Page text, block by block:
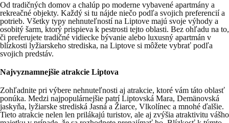
Od tradičných domov a chalúp po moderne vybavené apartmány a
rekreačné objekty. Každý si tu nájde niečo podľa svojich preferencií a
potrieb. Všetky typy nehnuteľností na Liptove majú svoje výhody a
osobitý šarm, ktorý prispieva k pestrosti tejto oblasti. Bez ohľadu na to,
či preferujete tradičné vidiecke bývanie alebo luxusný apartmán v
blízkosti lyžiarskeho strediska, na Liptove si môžete vybrať podľa
svojich predstáv.
Najvyznamnejšie atrakcie Liptova
Zohľadnite pri výbere nehnuteľnosti aj atrakcie, ktoré vám táto oblasť
ponúka. Medzi najpopulárnejšie patrí Liptovská Mara, Demänovská
jaskyňa, lyžiarske strediská Jasná a Žiarce, Vlkolínec a mnohé ďalšie.
Tieto atrakcie nelen len prilákajú turistov, ale aj zvýšia atraktivitu vášho